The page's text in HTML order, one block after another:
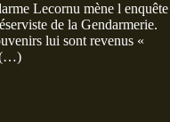
Lecornu mène l enquête
de la Gendarmerie.
lui sont revenus «
(…)